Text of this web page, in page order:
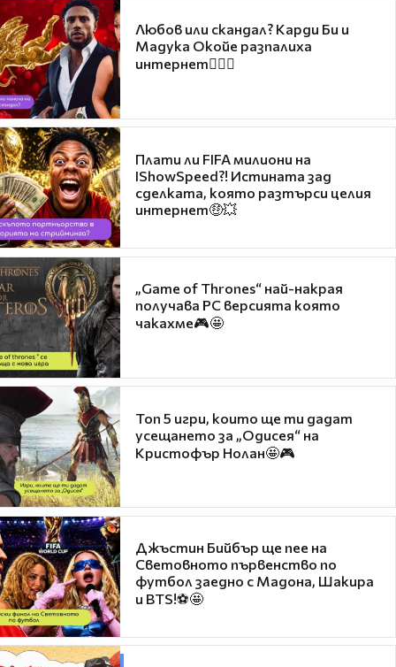
Любов или скандал? Карди Би и
Мадука Окойе разпалиха
интернет❤️‍🔥🔥
Плати ли FIFA милиони на
IShowSpeed?! Истината зад
сделката, която разтърси целия
интернет🤑💥
„Game of Thrones“ най-накрая
получава PC версията която
чакахме🎮🤩
Топ 5 игри, които ще ти дадат
усещането за „Одисея“ на
Кристофър Нолан🤩🎮
Джъстин Бийбър ще пее на
Световното първенство по
футбол заедно с Мадона, Шакира
и BTS!⚽🤩